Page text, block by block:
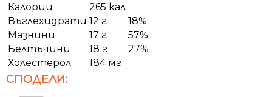
Калории
265 кал
Въглехидрати 12 г
18%
Мазнини
17 г
57%
Белтъчини
18 г
27%
Холестерол
184 мг
СПОДЕЛИ: